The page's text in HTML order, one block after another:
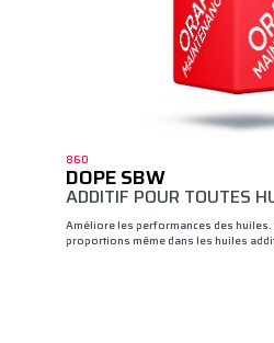
860
DOPE SBW
ADDITIF POUR TOUTES
Améliore les performances des
proportions même dans les huiles